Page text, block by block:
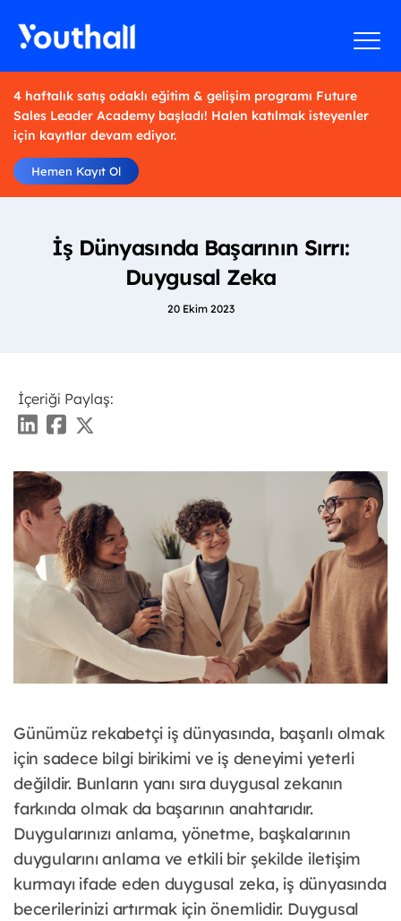
4 haftalık satış odaklı eğitim & gelişim programı Future
Sales Leader Academy başladı! Halen katılmak isteyenler
için kayıtlar devam ediyor.
Hemen Kayıt Ol
İş Dünyasında Başarının Sırrı:
Duygusal Zeka
20 Ekim 2023
İçeriği Paylaş:
Günümüz rekabetçi iş dünyasında, başarılı olmak
için sadece bilgi birikimi ve iş deneyimi yeterli
değildir. Bunların yanı sıra duygusal zekanın
farkında olmak da başarının anahtarıdır.
Duygularınızı anlama, yönetme, başkalarının
duygularını anlama ve etkili bir şekilde iletişim
kurmayı ifade eden duygusal zeka, iş dünyasında
becerilerinizi artırmak için önemlidir. Duygusal